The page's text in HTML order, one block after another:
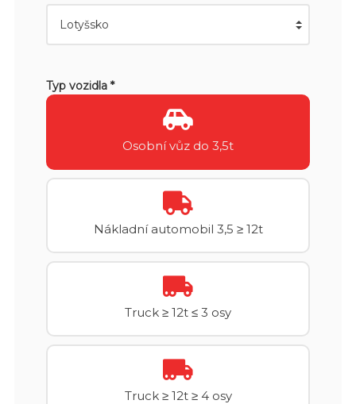
Typ vozidla *
Osobní vůz do 3,5t
Nákladní automobil 3,5 ≥ 12t
Truck ≥ 12t ≤ 3 osy
Truck ≥ 12t ≥ 4 osy